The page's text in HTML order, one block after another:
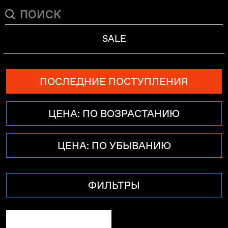
SALE
ПОСЛЕДНИЕ ПОСТУПЛЕНИЯ
ЦЕНА: ПО ВОЗРАСТАНИЮ
ЦЕНА: ПО УБЫВАНИЮ
ФИЛЬТРЫ